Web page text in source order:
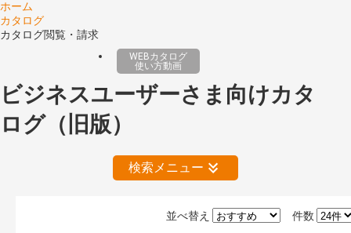
ホーム
カタログ
カタログ閲覧・請求
WEBカタログ
使い方動画
ビジネスユーザーさま向けカタ
ログ（旧版）
検索メニュー
件数
並べ替え